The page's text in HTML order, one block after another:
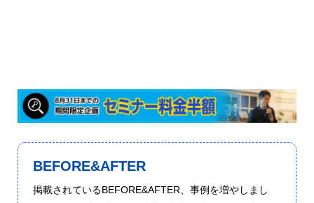
BEFORE&AFTER
掲載されているBEFORE&AFTER、事例を増やしまし